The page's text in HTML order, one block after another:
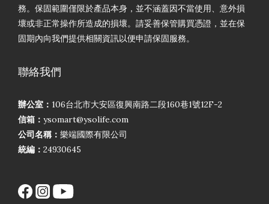
務。保固範圍僅限於產品本身，並不涵蓋因不當使用、意外損
壞或非正常操作所造成的損壞。請妥善保管購買憑證，並在保
固期內向我們提供相關資訊以便申請保固服務。
聯絡我們
辦公室： 106台北市大安區復興南路二段160巷1號12F-2
信箱： ysomart@ysolife.com
公司名稱： 樂端國際有限公司
統編： 24930645